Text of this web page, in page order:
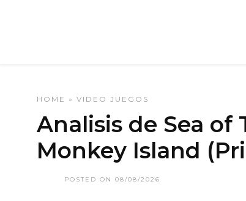
HOME » VIDEO JUEGOS
Analisis de Sea of
Monkey Island
POSTED ON 08/08/2026